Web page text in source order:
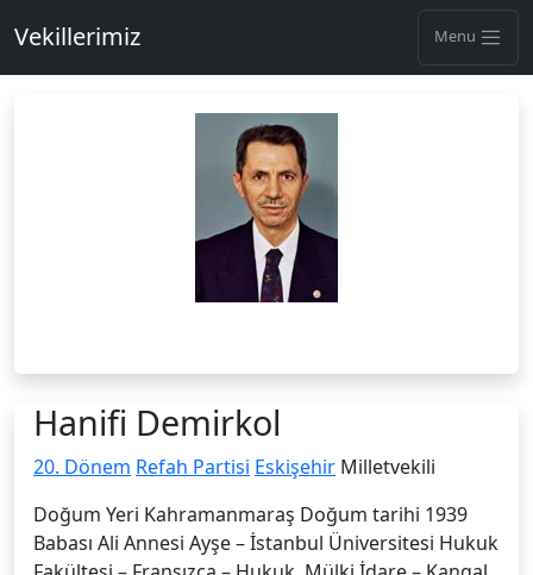
Vekillerimiz Menu
Hanifi Demirkol
20. Dönem Refah Partisi Eskişehir Milletvekili
Doğum Yeri Kahramanmaraş Doğum tarihi 1939
Babası Ali Annesi Ayşe – İstanbul Üniversitesi Hukuk